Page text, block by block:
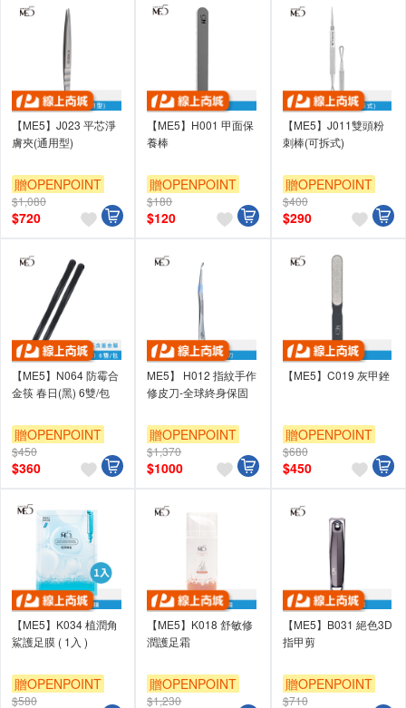
【ME5】J023 平芯淨
膚夾(通用型)
贈OPENPOINT
$1,080
$720
【ME5】H001 甲面保
養棒
贈OPENPOINT
$180
$120
【ME5】J011雙頭粉
刺棒(可拆式)
贈OPENPOINT
$400
$290
【ME5】N064 防霉合
金筷 春日(黑) 6雙/包
贈OPENPOINT
$450
$360
ME5】 H012 指紋手作
修皮刀-全球終身保固
贈OPENPOINT
$1,370
$1000
【ME5】C019 灰甲銼
贈OPENPOINT
$680
$450
【ME5】K034 植潤角
鯊護足膜 ( 1入 )
贈OPENPOINT
$580
【ME5】K018 舒敏修
潤護足霜
贈OPENPOINT
$1,230
【ME5】B031 絕色3D
指甲剪
贈OPENPOINT
$710